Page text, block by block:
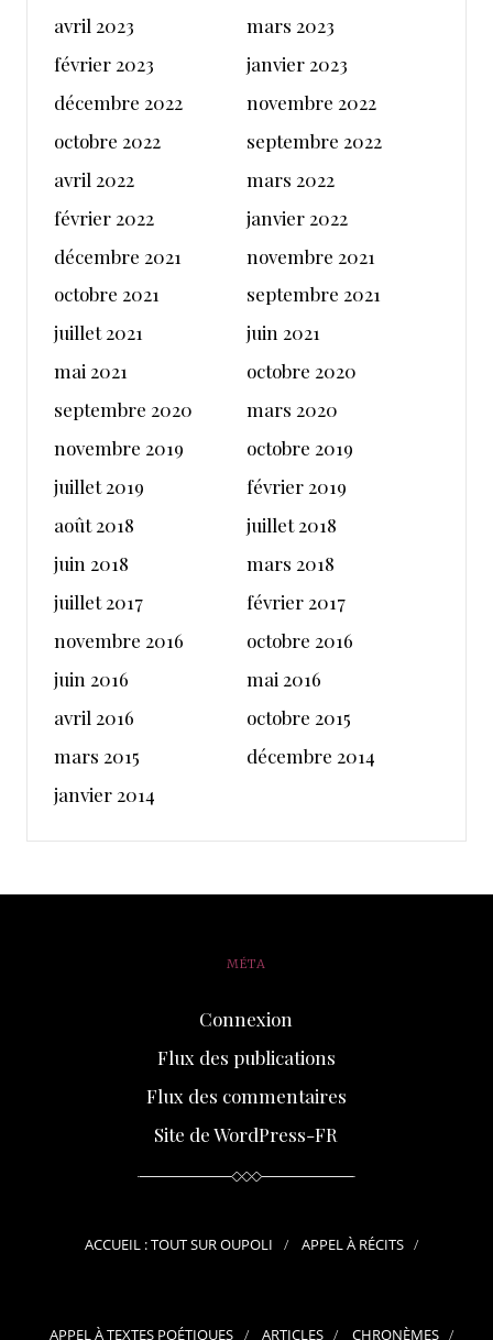
avril 2023
mars 2023
février 2023
janvier 2023
décembre 2022
novembre 2022
octobre 2022
septembre 2022
avril 2022
mars 2022
février 2022
janvier 2022
décembre 2021
novembre 2021
octobre 2021
septembre 2021
juillet 2021
juin 2021
mai 2021
octobre 2020
septembre 2020
mars 2020
novembre 2019
octobre 2019
juillet 2019
février 2019
août 2018
juillet 2018
juin 2018
mars 2018
juillet 2017
février 2017
novembre 2016
octobre 2016
juin 2016
mai 2016
avril 2016
octobre 2015
mars 2015
décembre 2014
janvier 2014
MÉTA
Connexion
Flux des publications
Flux des commentaires
Site de WordPress-FR
ACCUEIL : TOUT SUR OUPOLI APPEL À RÉCITS
APPEL À TEXTES POÉTIQUES ARTICLES CHRONÈMES